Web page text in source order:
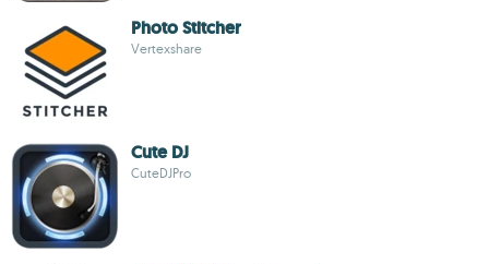
Photo Stitcher
Vertexshare
Cute DJ
CuteDJPro